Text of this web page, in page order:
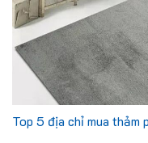
Top 5 địa chỉ mua thảm